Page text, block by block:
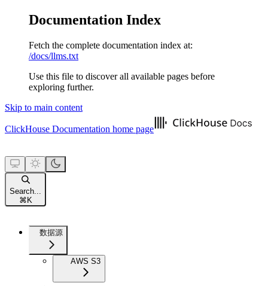
Documentation Index
Fetch the complete documentation index at:
/docs/llms.txt
Use this file to discover all available pages before
exploring further.
Skip to main content
ClickHouse Documentation home page
Search...
⌘ K
数据源
AWS S3